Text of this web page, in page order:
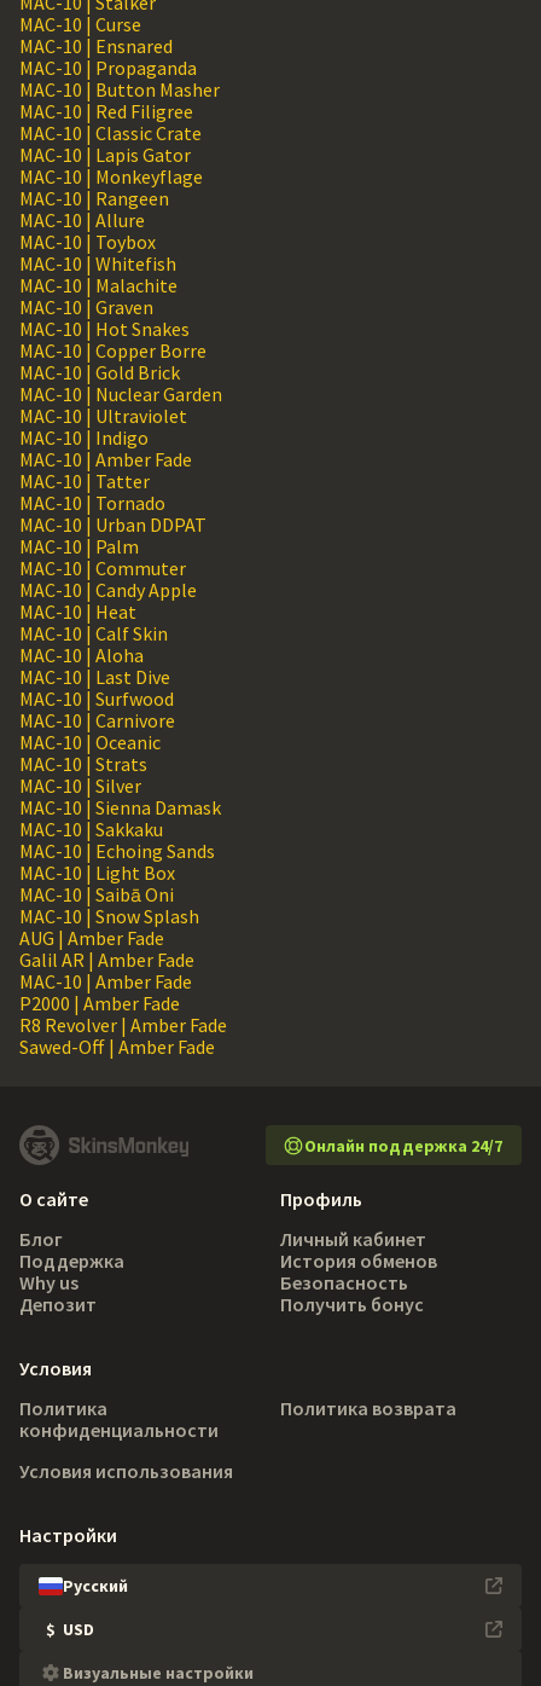
MAC-10 | Curse
MAC-10 | Ensnared
MAC-10 | Propaganda
MAC-10 | Button Masher
MAC-10 | Red Filigree
MAC-10 | Classic Crate
MAC-10 | Lapis Gator
MAC-10 | Monkeyflage
MAC-10 | Rangeen
MAC-10 | Allure
MAC-10 | Toybox
MAC-10 | Whitefish
MAC-10 | Malachite
MAC-10 | Graven
MAC-10 | Hot Snakes
MAC-10 | Copper Borre
MAC-10 | Gold Brick
MAC-10 | Nuclear Garden
MAC-10 | Ultraviolet
MAC-10 | Indigo
MAC-10 | Amber Fade
MAC-10 | Tatter
MAC-10 | Tornado
MAC-10 | Urban DDPAT
MAC-10 | Palm
MAC-10 | Commuter
MAC-10 | Candy Apple
MAC-10 | Heat
MAC-10 | Calf Skin
MAC-10 | Aloha
MAC-10 | Last Dive
MAC-10 | Surfwood
MAC-10 | Carnivore
MAC-10 | Oceanic
MAC-10 | Strats
MAC-10 | Silver
MAC-10 | Sienna Damask
MAC-10 | Sakkaku
MAC-10 | Echoing Sands
MAC-10 | Light Box
MAC-10 | Saibā Oni
MAC-10 | Snow Splash
AUG | Amber Fade
Galil AR | Amber Fade
MAC-10 | Amber Fade
P2000 | Amber Fade
R8 Revolver | Amber Fade
Sawed-Off | Amber Fade
Онлайн поддержка 24/7
О сайте
Блог
Поддержка
Why us
Депозит
Профиль
Личный кабинет
История обменов
Безопасность
Получить бонус
Условия
Политика
конфиденциальности
Политика возврата
Условия использования
Настройки
Русский
$ USD
Визуальные настройки